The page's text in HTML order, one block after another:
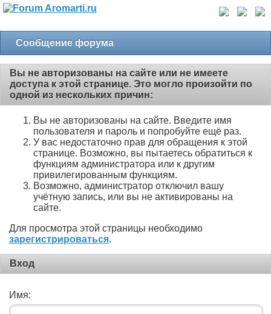
Сообщение форума
Вы не авторизованы на сайте или не имеете
доступа к этой странице. Это могло произойти по
одной из нескольких причин:
Вы не авторизованы на сайте. Введите имя
пользователя и пароль и попробуйте ещё раз.
У вас недостаточно прав для обращения к этой
странице. Возможно, вы пытаетесь обратиться к
функциям администратора или к другим
привилегированным функциям.
Возможно, администратор отключил вашу
учётную запись, или вы не активированы на
сайте.
Для просмотра этой страницы необходимо
зарегистрироваться.
Вход
Имя: